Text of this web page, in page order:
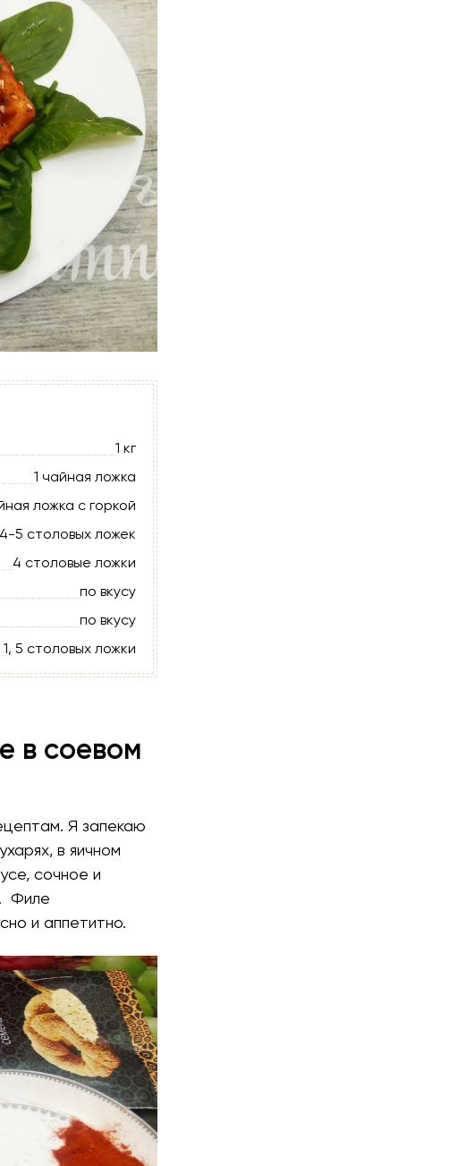
1 кг
1 чайная ложка
ложка с горкой
4-5 столовых ложек
4 столовые ложки
по вкусу
по вкусу
1, 5 столовых ложки
в соевом
Я запекаю
в яичном
сочное и
Филе
и аппетитно.